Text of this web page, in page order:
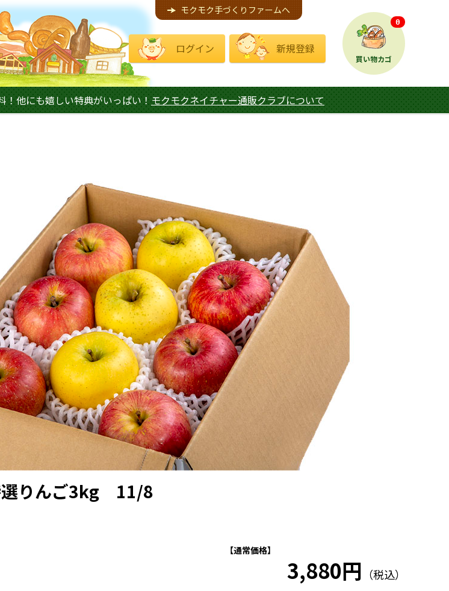
モクモク手づくりファームへ
ログイン 新規登録
買い物カゴ
0
他にも嬉しい特典がいっぱい！ モクモクネイチャー通販クラブについて
りんご3kg 11/8
【通常価格】
3,880円 （税込）